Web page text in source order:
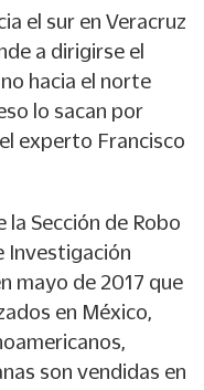
el sur en Veracruz
a dirigirse el
hacia el norte
lo sacan por
experto Francisco
Sección de Robo
Investigación
mayo de 2017 que
en México,
son vendidas en